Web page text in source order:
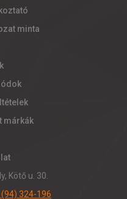
minta
márkák
Kötő u. 30.
(94) 324-196